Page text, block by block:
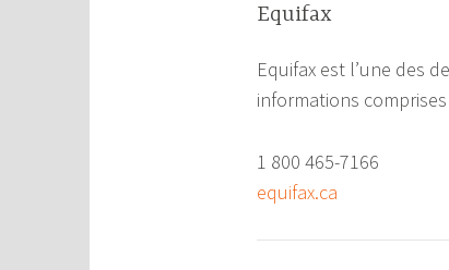
Equifax
Equifax est l’une des
informations
1 800 465-7166
equifax.ca